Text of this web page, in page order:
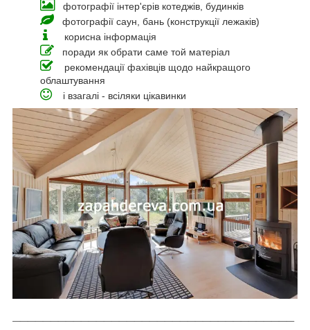
фотографії інтер'єрів котеджів, будинків
фотографії саун, бань (конструкції лежаків)
корисна інформація
поради як обрати саме той матеріал
рекомендації фахівців щодо найкращого
облаштування
і взагалі - всіляки цікавинки